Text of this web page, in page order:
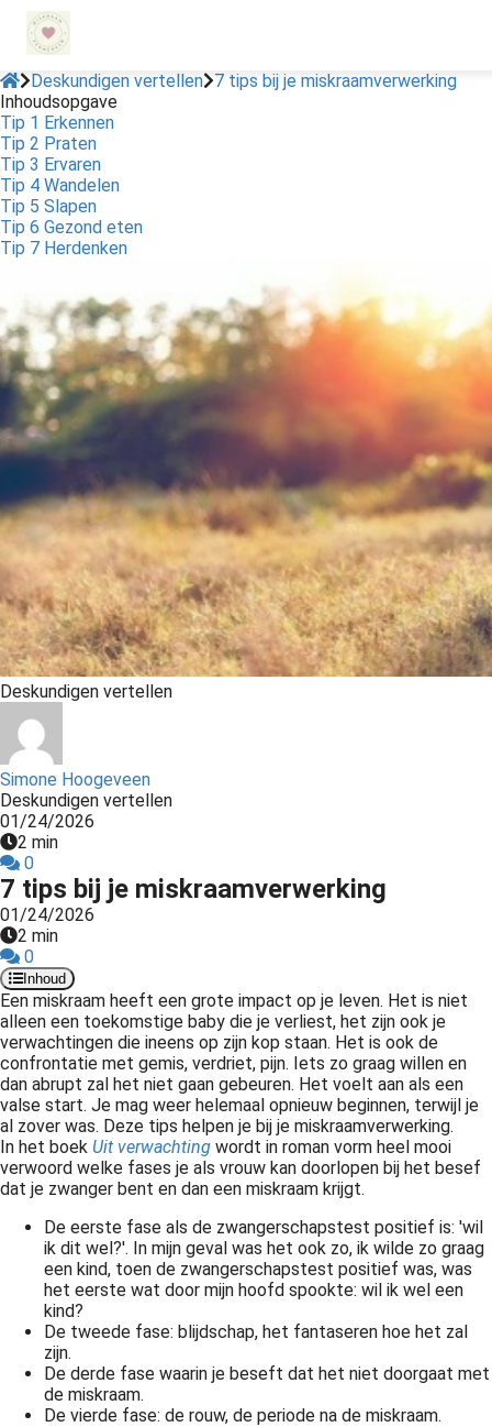
Deskundigen vertellen
7 tips bij je miskraamverwerking
Inhoudsopgave
Tip 1 Erkennen
Tip 2 Praten
Tip 3 Ervaren
Tip 4 Wandelen
Tip 5 Slapen
Tip 6 Gezond eten
Tip 7 Herdenken
Deskundigen vertellen
Simone Hoogeveen
Deskundigen vertellen
01/24/2026
2 min
0
7 tips bij je miskraamverwerking
01/24/2026
2 min
0
Inhoud
Een miskraam heeft een grote impact op je leven. Het is niet
alleen een toekomstige baby die je verliest, het zijn ook je
verwachtingen die ineens op zijn kop staan. Het is ook de
confrontatie met gemis, verdriet, pijn. Iets zo graag willen en
dan abrupt zal het niet gaan gebeuren. Het voelt aan als een
valse start. Je mag weer helemaal opnieuw beginnen, terwijl je
al zover was. Deze tips helpen je bij je miskraamverwerking.
In het boek Uit verwachting wordt in roman vorm heel mooi
verwoord welke fases je als vrouw kan doorlopen bij het besef
dat je zwanger bent en dan een miskraam krijgt.
De eerste fase als de zwangerschapstest positief is: 'wil
ik dit wel?'. In mijn geval was het ook zo, ik wilde zo graag
een kind, toen de zwangerschapstest positief was, was
het eerste wat door mijn hoofd spookte: wil ik wel een
kind?
De tweede fase: blijdschap, het fantaseren hoe het zal
zijn.
De derde fase waarin je beseft dat het niet doorgaat met
de miskraam.
De vierde fase: de rouw, de periode na de miskraam.
policy
zijn
om
te
Ze
gebruikt
kan de
worden
om
te
over
van
op
gebruikt
te
de
Hierdoor
website-
van